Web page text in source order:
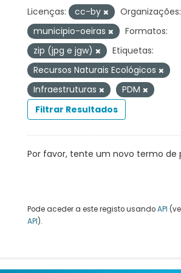
Licenças: cc-by
Organizações:
municipio-oeiras
Formatos:
zip (jpg e jgw)
Etiquetas:
Recursos Naturais Ecológicos
Infraestruturas
PDM
Filtrar Resultados
Por favor, tente um novo termo de
Pode aceder a este registo usandoAPI
API).